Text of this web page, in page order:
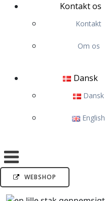
Kontakt os
Kontakt
Om os
Dansk
Dansk
English
WEBSHOP